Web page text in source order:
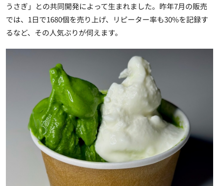
うさぎ 」との共同開発によって生まれました。昨年7月の販売
では、1日で1680個を売り上げ、リピーター率も30%を記録す
るなど、その人気ぶりが伺えます。